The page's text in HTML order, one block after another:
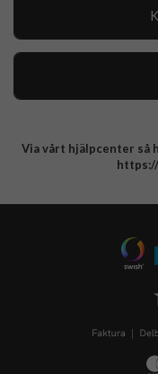
Integritetspolicy
Via vårt hjälpcenter så